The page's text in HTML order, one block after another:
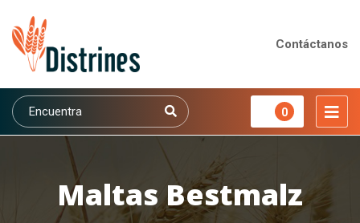
Contáctanos
0
Maltas Bestmalz